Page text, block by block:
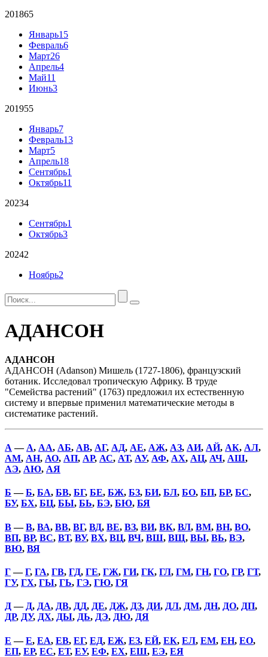
201865
Январь15
Февраль6
Март26
Апрель4
Май11
Июнь3
201955
Январь7
Февраль13
Март5
Апрель18
Сентябрь1
Октябрь11
20234
Сентябрь1
Октябрь3
20242
Ноябрь2
АДАНСОН
АДАНСОН
АДАНСОН (Adanson) Мишель (1727-1806), французский
ботаник. Исследовал тропическую Африку. В труде
"Семейства растений" (1763) предложил их естественную
систему и впервые применил математические методы в
систематике растений.
А — А, АА, АБ, АВ, АГ, АД, АЕ, АЖ, АЗ, АИ, АЙ, АК, АЛ,
АМ, АН, АО, АП, АР, АС, АТ, АУ, АФ, АХ, АЦ, АЧ, АШ,
АЭ, АЮ, АЯ
Б —Б, БА, БВ, БГ, БЕ, БЖ, БЗ, БИ, БЛ, БО, БП, БР, БС,
БУ, БХ, БЦ, БЫ, БЬ, БЭ, БЮ, БЯ
В—В, ВА, ВВ, ВГ, ВД, ВЕ, ВЗ, ВИ, ВК, ВЛ, ВМ, ВН, ВО,
ВП, ВР, ВС, ВТ, ВУ, ВХ, ВЦ, ВЧ, ВШ, ВЩ, ВЫ, ВЬ, ВЭ,
ВЮ, ВЯ
Г—Г, ГА, ГВ, ГД, ГЕ, ГЖ, ГИ, ГК, ГЛ, ГМ, ГН, ГО, ГР, ГТ,
ГУ, ГХ, ГЫ, ГЬ, ГЭ, ГЮ, ГЯ
Д— Д, ДА, ДВ, ДД, ДЕ, ДЖ, ДЗ, ДИ, ДЛ, ДМ, ДН, ДО, ДП,
ДР, ДУ, ДХ, ДЫ, ДЬ, ДЭ, ДЮ, ДЯ
Е —Е, ЕА, ЕВ, ЕГ, ЕД, ЕЖ, ЕЗ, ЕЙ, ЕК, ЕЛ, ЕМ, ЕН, ЕО,
ЕП, ЕР, ЕС, ЕТ, ЕУ, ЕФ, ЕХ, ЕШ, ЕЭ, ЕЯ